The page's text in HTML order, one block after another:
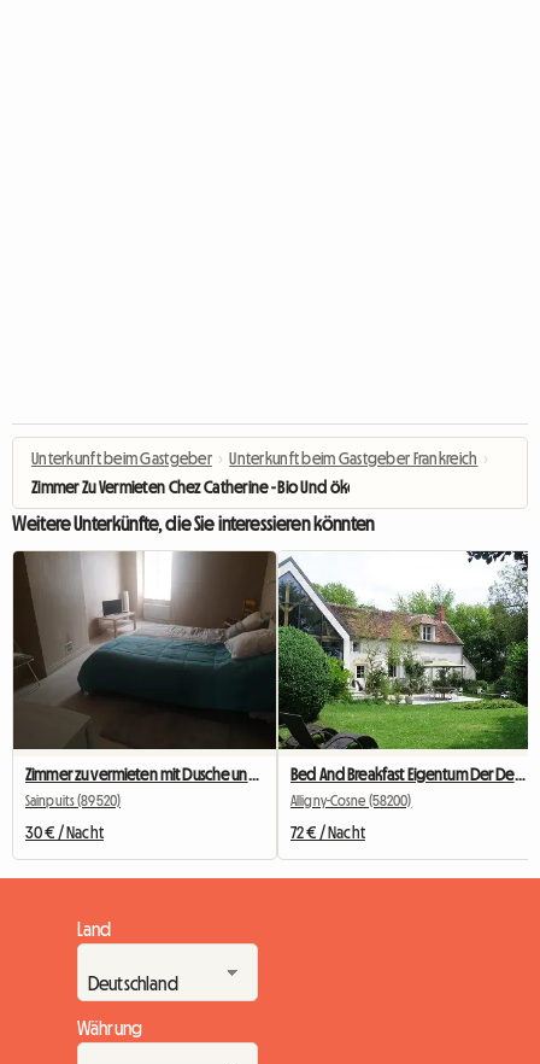
Unterkunft beim Gastgeber › Unterkunft beim Gastgeber Frankreich ›
Zimmer Zu Vermieten Chez Catherine - Bio Und ökologisch
Weitere Unterkünfte, die Sie interessieren könnten
Sainpuits (89520)
30 € / Nacht
Bed And Breakfast Eigentum Der Derne
Alligny-Cosne (58200)
72 € / Nacht
Land
Währung